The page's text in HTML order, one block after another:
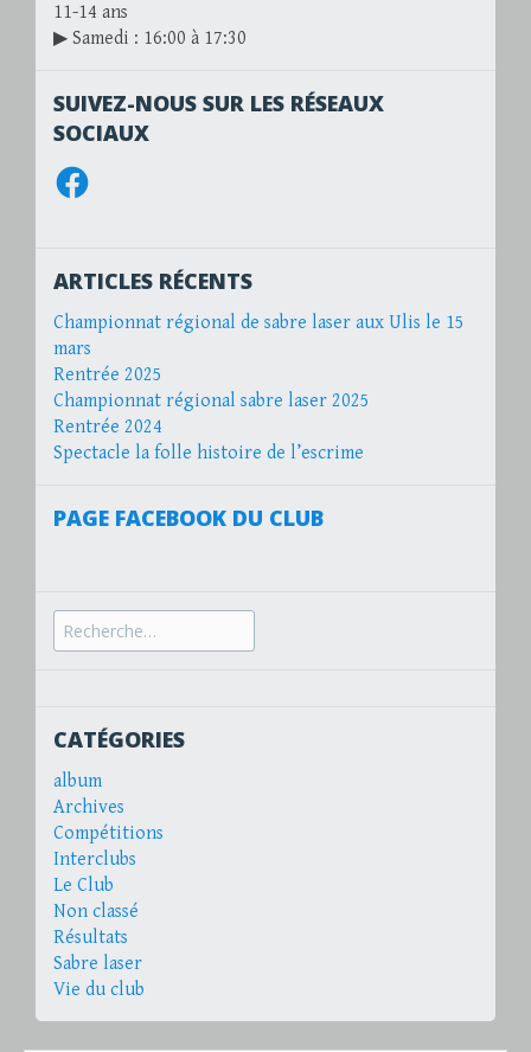
11-14 ans
▶ Samedi : 16:00 à 17:30
SUIVEZ-NOUS SUR LES RÉSEAUX
SOCIAUX
Facebook
ARTICLES RÉCENTS
Championnat régional de sabre laser aux Ulis le 15
mars
Rentrée 2025
Championnat régional sabre laser 2025
Rentrée 2024
Spectacle la folle histoire de l’escrime
PAGE FACEBOOK DU CLUB
Recherche
pour :
CATÉGORIES
album
Archives
Compétitions
Interclubs
Le Club
Non classé
Résultats
Sabre laser
Vie du club